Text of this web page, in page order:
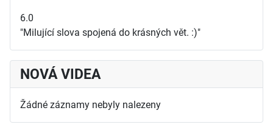
6.0
"Milující slova spojená do krásných vět. :)"
NOVÁ VIDEA
Žádné záznamy nebyly nalezeny